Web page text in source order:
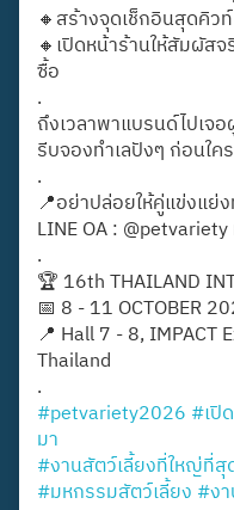
🔸สร้างจุดเช็กอินสุดคิว
🔸เปิดหน้าร้านให้สัมผัส
ซื้อ
.
ถึงเวลาพาแบรนด์ไปเจ
รีบจองทำเลปังๆ ก่อนใ
.
📍อย่าปล่อยให้คู่แข่งแย่
LINE OA :
.
🏆 16th THAILAND
📅 8 - 11 OCTOBER
📍 Hall 7 - 8, IMPACT
Thailand
.
#petvariety2026 #เปิ
มา
#งานสัตว์เลี้ยงที่ใหญ่ที่สุ
#มหกรรมสัตว์เลี้ยง #ง